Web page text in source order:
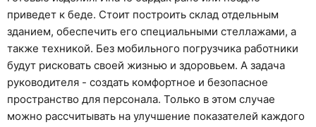
приведет к беде. Стоит построить склад отдельным
зданием, обеспечить его специальными стеллажами, а
также техникой. Без мобильного погрузчика работники
будут рисковать своей жизнью и здоровьем. А задача
руководителя - создать комфортное и безопасное
пространство для персонала. Только в этом случае
можно рассчитывать на улучшение показателей каждого